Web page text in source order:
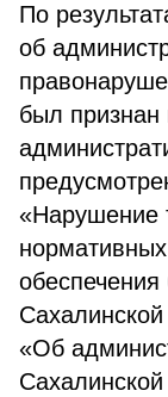
По
об
был
«Нарушение
обеспечения
«Об